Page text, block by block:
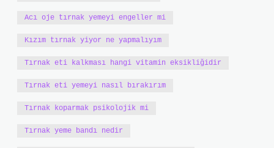
Acı oje tırnak yemeyi engeller mi
Kızım tırnak yiyor ne yapmalıyım
Tırnak eti kalkması hangi vitamin eksikliğidir
Tırnak eti yemeyi nasıl bırakırım
Tırnak koparmak psikolojik mi
Tırnak yeme bandı nedir